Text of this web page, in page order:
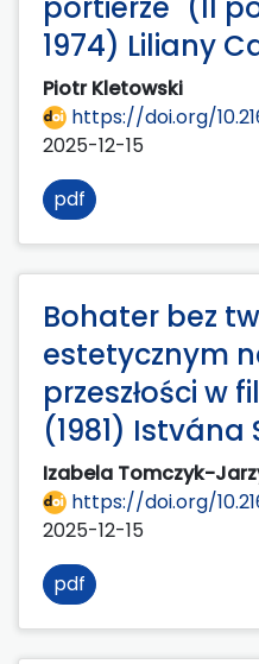
1974) Liliany
Piotr Kletowski
https://doi.org/
2025-12-15
pdf
Bohater bez
estetycznym
przeszłości w
(1981) Istvána
Izabela Tomczyk-
https://doi.org/
2025-12-15
pdf